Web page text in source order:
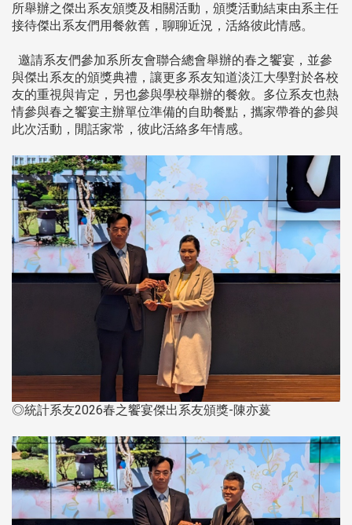
所舉辦之傑出系友頒獎及相關活動，頒獎活動結束由系主任
接待傑出系友們用餐敘舊，聊聊近況，活絡彼此情感。
邀請系友們參加系所友會聯合總會舉辦的春之饗宴，並參
與傑出系友的頒獎典禮，讓更多系友知道淡江大學對於各校
友的重視與肯定，另也參與學校舉辦的餐敘。多位系友也熱
情參與春之饗宴主辦單位準備的自助餐點，攜家帶眷的參與
此次活動，閒話家常，彼此活絡多年情感。
◎統計系友2026春之饗宴傑出系友頒獎-陳亦萲